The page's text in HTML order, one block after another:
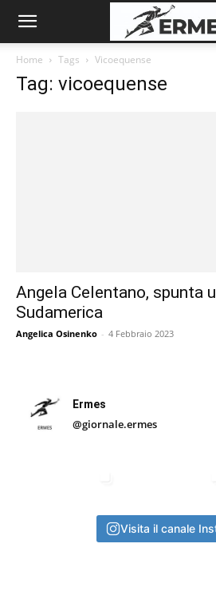
Home Tags Vicoequense
Tag: vicoequense
Angela Celentano, spunta
Sudamerica
Angelica Osinenko - 4 Febbraio 2023
Ermes
@giornale.ermes
Visita il canale